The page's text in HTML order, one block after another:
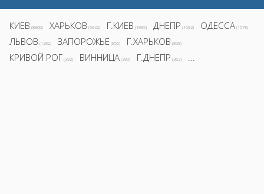
КИЕВ (8800) ХАРЬКОВ (5922) Г.КИЕВ (1995) ДНЕПР (1692) ОДЕССА (1578)
ЛЬВОВ (1282) ЗАПОРОЖЬЕ (855) Г.ХАРЬКОВ (808)
КРИВОЙ РОГ (392) ВИННИЦА (390) Г.ДНЕПР (362) ...